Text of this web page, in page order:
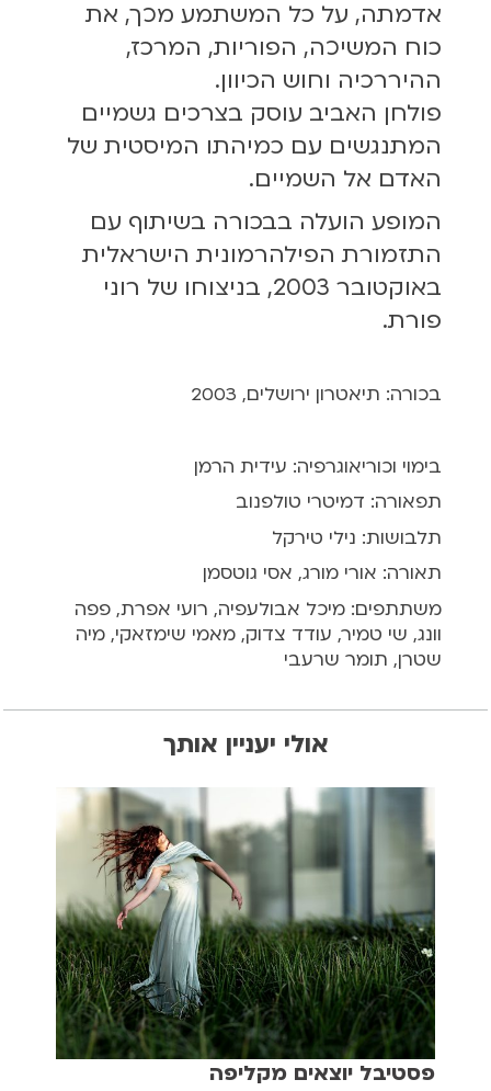
אדמתה, על כל המשתמע מכך, את
כוח המשיכה, הפוריות, המרכז,
ההיררכיה וחוש הכיוון.
פולחן האביב עוסק בצרכים גשמיים
המתנגשים עם כמיהתו המיסטית של
האדם אל השמיים.
המופע הועלה בבכורה בשיתוף עם
התזמורת הפילהרמונית הישראלית
באוקטובר 2003, בניצוחו של רוני
פורת.
בכורה: תיאטרון ירושלים, 2003
בימוי וכוריאוגרפיה: עידית הרמן
תפאורה: דמיטרי טולפנוב
תלבושות: נילי טירקל
תאורה: אורי מורג, אסי גוטסמן
משתתפים: מיכל אבולעפיה, רועי אפרת, פפה
וונג, שי טמיר, עודד צדוק, מאמי שימזאקי, מיה
שטרן, תומר שרעבי
אולי יעניין אותך
פסטיבל יוצאים מקליפה